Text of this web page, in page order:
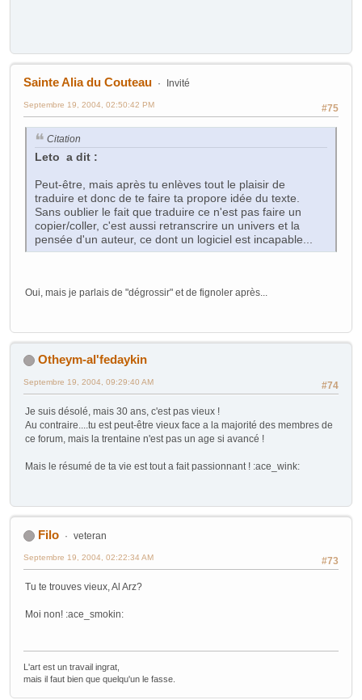
Sainte Alia du Couteau Invité
#75
Septembre 19, 2004, 02:50:42 PM
Citation
Leto a dit :
Peut-être, mais après tu enlèves tout le plaisir de
traduire et donc de te faire ta propore idée du texte.
Sans oublier le fait que traduire ce n'est pas faire un
copier/coller, c'est aussi retranscrire un univers et la
pensée d'un auteur, ce dont un logiciel est incapable...
Oui, mais je parlais de "dégrossir" et de fignoler après...
Otheym-al'fedaykin
#74
Septembre 19, 2004, 09:29:40 AM
Je suis désolé, mais 30 ans, c'est pas vieux !
Au contraire....tu est peut-être vieux face a la majorité des membres de
ce forum, mais la trentaine n'est pas un age si avancé !
Mais le résumé de ta vie est tout a fait passionnant ! :ace_wink:
Filo veteran
#73
Septembre 19, 2004, 02:22:34 AM
Tu te trouves vieux, Al Arz?
Moi non! :ace_smokin:
L'art est un travail ingrat,
mais il faut bien que quelqu'un le fasse.